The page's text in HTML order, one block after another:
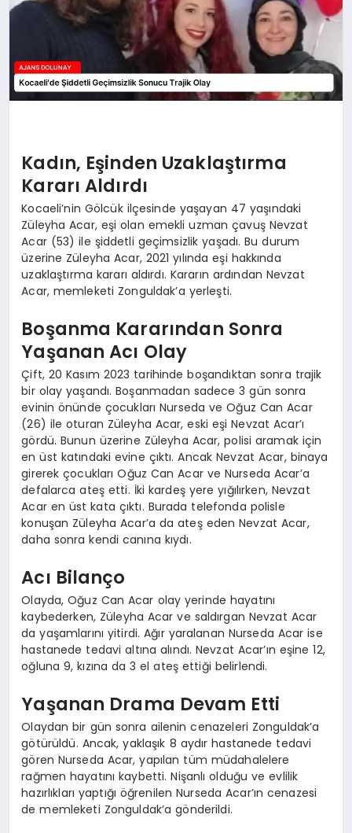
Kadın, Eşinden Uzaklaştırma
Kararı Aldırdı
Kocaeli’nin Gölcük ilçesinde yaşayan 47 yaşındaki
Züleyha Acar, eşi olan emekli uzman çavuş Nevzat
Acar (53) ile şiddetli geçimsizlik yaşadı. Bu durum
üzerine Züleyha Acar, 2021 yılında eşi hakkında
uzaklaştırma kararı aldırdı. Kararın ardından Nevzat
Acar, memleketi Zonguldak’a yerleşti.
Boşanma Kararından Sonra
Yaşanan Acı Olay
Çift, 20 Kasım 2023 tarihinde boşandıktan sonra trajik
bir olay yaşandı. Boşanmadan sadece 3 gün sonra
evinin önünde çocukları Nurseda ve Oğuz Can Acar
(26) ile oturan Züleyha Acar, eski eşi Nevzat Acar’ı
gördü. Bunun üzerine Züleyha Acar, polisi aramak için
en üst katındaki evine çıktı. Ancak Nevzat Acar, binaya
girerek çocukları Oğuz Can Acar ve Nurseda Acar’a
defalarca ateş etti. İki kardeş yere yığılırken, Nevzat
Acar en üst kata çıktı. Burada telefonda polisle
konuşan Züleyha Acar’a da ateş eden Nevzat Acar,
daha sonra kendi canına kıydı.
Acı Bilanço
Olayda, Oğuz Can Acar olay yerinde hayatını
kaybederken, Züleyha Acar ve saldırgan Nevzat Acar
da yaşamlarını yitirdi. Ağır yaralanan Nurseda Acar ise
hastanede tedavi altına alındı. Nevzat Acar’ın eşine 12,
oğluna 9, kızına da 3 el ateş ettiği belirlendi.
Yaşanan Drama Devam Etti
Olaydan bir gün sonra ailenin cenazeleri Zonguldak’a
götürüldü. Ancak, yaklaşık 8 aydır hastanede tedavi
gören Nurseda Acar, yapılan tüm müdahalelere
rağmen hayatını kaybetti. Nişanlı olduğu ve evlilik
hazırlıkları yaptığı öğrenilen Nurseda Acar’ın cenazesi
de memleketi Zonguldak’a gönderildi.